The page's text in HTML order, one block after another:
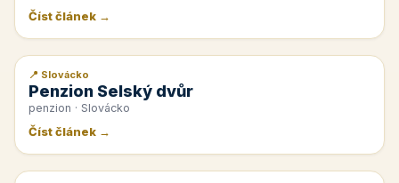
Číst článek →
📰 PR článek
📍 Slovácko
Penzion Selský dvůr
penzion · Slovácko
Číst článek →